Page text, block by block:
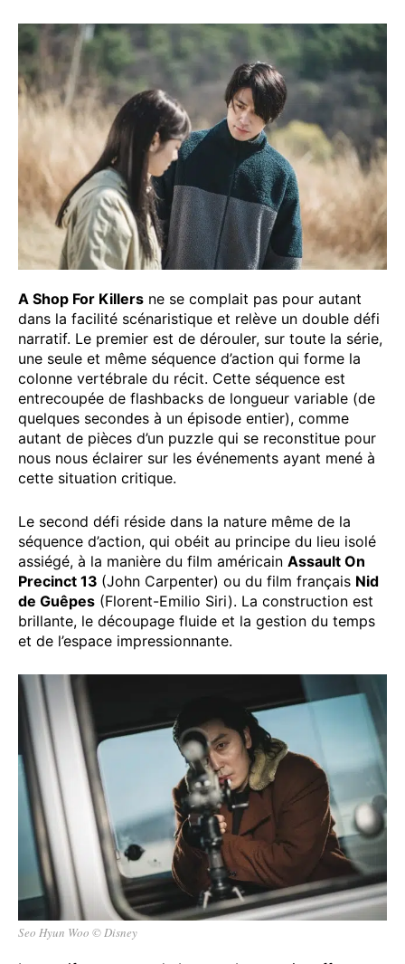
A Shop For Killers ne se complait pas pour autant
dans la facilité scénaristique et relève un double défi
narratif. Le premier est de dérouler, sur toute la série,
une seule et même séquence d’action qui forme la
colonne vertébrale du récit. Cette séquence est
entrecoupée de flashbacks de longueur variable (de
quelques secondes à un épisode entier), comme
autant de pièces d’un puzzle qui se reconstitue pour
nous nous éclairer sur les événements ayant mené à
cette situation critique.
Le second défi réside dans la nature même de la
séquence d’action, qui obéit au principe du lieu isolé
assiégé, à la manière du film américain Assault On
Precinct 13 (John Carpenter) ou du film français Nid
de Guêpes (Florent-Emilio Siri). La construction est
brillante, le découpage fluide et la gestion du temps
et de l’espace impressionnante.
Seo Hyun Woo © Disney